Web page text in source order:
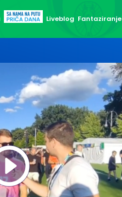
Liveblog Fantaziranje